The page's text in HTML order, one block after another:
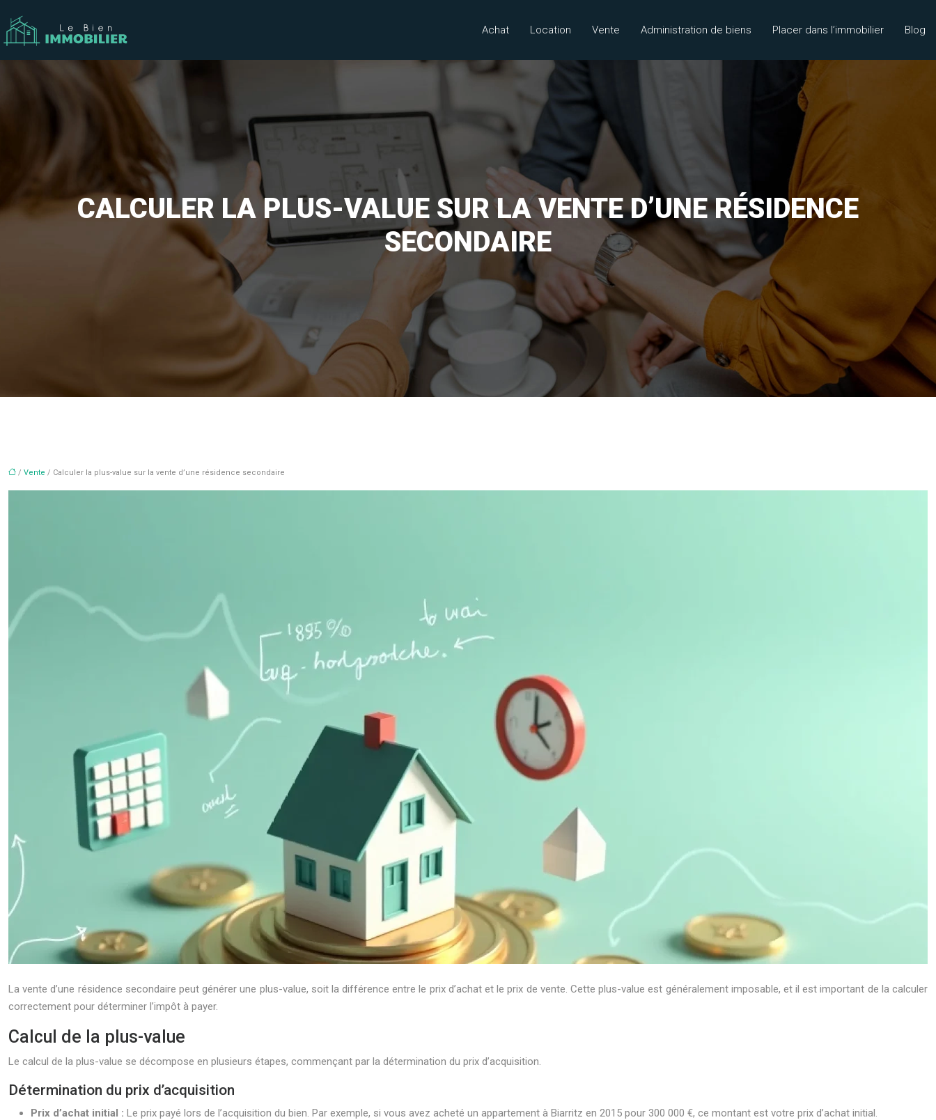
Achat Location Vente Administration de biens Placer dans l’immobilier Blog
CALCULER LA PLUS-VALUE SUR LA VENTE D’UNE RÉSIDENCE
SECONDAIRE
/ Vente / Calculer la plus-value sur la vente d’une résidence secondaire
La vente d’une résidence secondaire peut générer une plus-value, soit la différence entre le prix d’achat et le prix de vente. Cette plus-value est généralement imposable, et il est important de la calculer
correctement pour déterminer l’impôt à payer.
Calcul de la plus-value
Le calcul de la plus-value se décompose en plusieurs étapes, commençant par la détermination du prix d’acquisition.
Détermination du prix d’acquisition
Prix d’achat initial : Le prix payé lors de l’acquisition du bien. Par exemple, si vous avez acheté un appartement à Biarritz en 2015 pour 300 000 €, ce montant est votre prix d’achat initial.